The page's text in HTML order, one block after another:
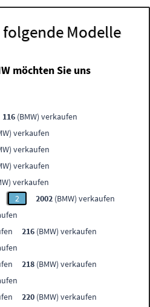
Modelle
möchten Sie uns
116 (BMW) verkaufen
verkaufen
verkaufen
verkaufen
verkaufen
2 2002 (BMW) verkaufen
216 (BMW) verkaufen
218 (BMW) verkaufen
220 (BMW) verkaufen